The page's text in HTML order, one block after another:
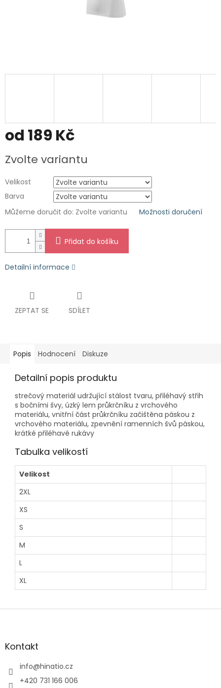
od 189 Kč
cena:
Zvolte variantu
Velikost
Barva
Můžeme doručit do: Zvolte variantu Možnosti doručení
Přidat do košíku
Detailní informace
ZEPTAT SE SDÍLET
Popis Hodnocení Diskuze
Detailní popis produktu
strečový materiál udržující stálost tvaru, přiléhavý střih
s bočními švy, úzký lem průkrčníku z vrchového
materiálu, vnitřní část průkrčníku začištěna páskou z
vrchového materiálu, zpevnění ramenních švů páskou,
krátké přiléhavé rukávy
Tabulka velikostí
Velikost
2XL
XS
S
M
L
XL
Z
aKontakt
info@hinatio.cz
+420 731 166 006